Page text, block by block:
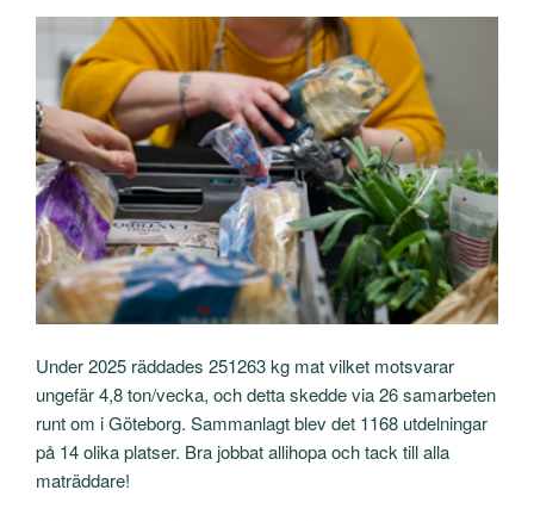
Under 2025 räddades 251263 kg mat vilket motsvarar
ungefär 4,8 ton/vecka, och detta skedde via 26 samarbeten
runt om i Göteborg. Sammanlagt blev det 1168 utdelningar
på 14 olika platser. Bra jobbat allihopa och tack till alla
maträddare!